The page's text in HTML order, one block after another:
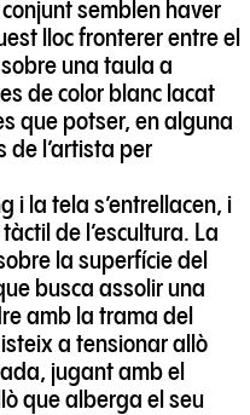
semblen haver
lloc fronterer entre el
una taula a
de color blanc lacat
que potser, en alguna
de l’artista per
i la tela s’entrellacen, i
de l’escultura. La
la superfície del
busca assolir una
amb la trama del
a tensionar allò
jugant amb el
que alberga el seu